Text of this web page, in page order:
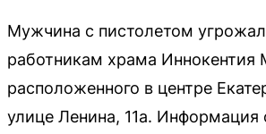
Мужчина с пистолетом
работникам храма Иннокентия
расположенного в центре
улице Ленина, 11а. Информация